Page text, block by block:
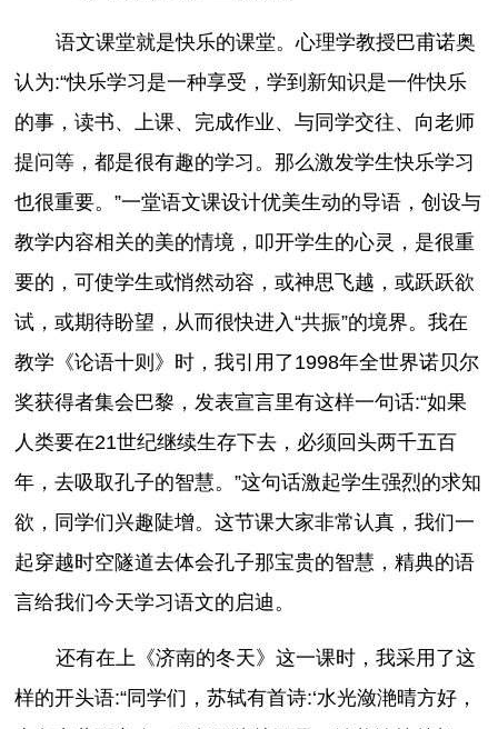
语文课堂就是快乐的课堂。心理学教授巴甫诺奥
认为:“快乐学习是一种享受，学到新知识是一件快乐
的事，读书、上课、完成作业、与同学交往、向老师
提问等，都是很有趣的学习。那么激发学生快乐学习
也很重要。”一堂语文课设计优美生动的导语，创设与
教学内容相关的美的情境，叩开学生的心灵，是很重
要的，可使学生或悄然动容，或神思飞越，或跃跃欲
试，或期待盼望，从而很快进入“共振”的境界。我在
教学《论语十则》时，我引用了1998年全世界诺贝尔
奖获得者集会巴黎，发表宣言里有这样一句话:“如果
人类要在21世纪继续生存下去，必须回头两千五百
年，去吸取孔子的智慧。”这句话激起学生强烈的求知
欲，同学们兴趣陡增。这节课大家非常认真，我们一
起穿越时空隧道去体会孔子那宝贵的智慧，精典的语
言给我们今天学习语文的启迪。
还有在上《济南的冬天》这一课时，我采用了这
样的开头语:“同学们，苏轼有首诗:‘水光潋滟晴方好，